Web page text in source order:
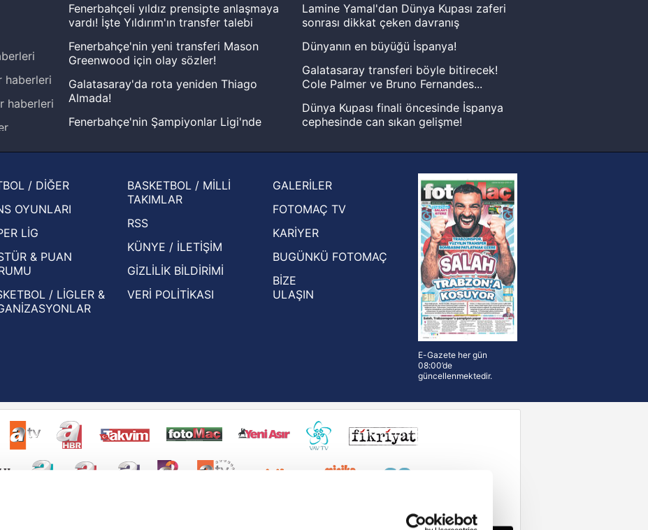
haberleri
haberleri
Fenerbahçeli yıldız prensipte anlaşmaya
vardı! İşte Yıldırım'ın transfer talebi
Fenerbahçe'nin yeni transferi Mason
Greenwood için olay sözler!
Galatasaray'da rota yeniden Thiago
Almada!
Fenerbahçe'nin Şampiyonlar Ligi'nde
Zabrze'yi elerlerse...
basından gündem olan manşetler!
Beşiktaş'ın UEFA Avrupa Ligi'nde 3. Ön
Eleme Turu muhtemel rakipleri belli oldu!
Lamine Yamal'dan Dünya Kupası zaferi
sonrası dikkat çeken davranış
Dünyanın en büyüğü İspanya!
Galatasaray transferi böyle bitirecek!
Cole Palmer ve Bruno Fernandes...
Dünya Kupası finali öncesinde İspanya
cephesinde can sıkan gelişme!
Hernan Crespo, Meksika Ligi
ekiplerinden Atlas'ın yeni teknik direktörü
oldu
/ DİĞER
OYUNLARI
LİG
& PUAN
/ LİGLER &
BASKETBOL / MİLLİ
TAKIMLAR
RSS
KÜNYE / İLETİŞİM
GİZLİLİK BİLDİRİMİ
VERİ POLİTİKASI
GALERİLER
FOTOMAÇ TV
KARİYER
BUGÜNKÜ FOTOMAÇ
BİZE
ULAŞIN
E-Gazete her gün
08:00’de
güncellenmektedir.